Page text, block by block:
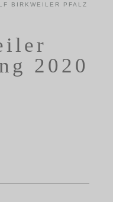
BIRKWEILER PFALZ
2020